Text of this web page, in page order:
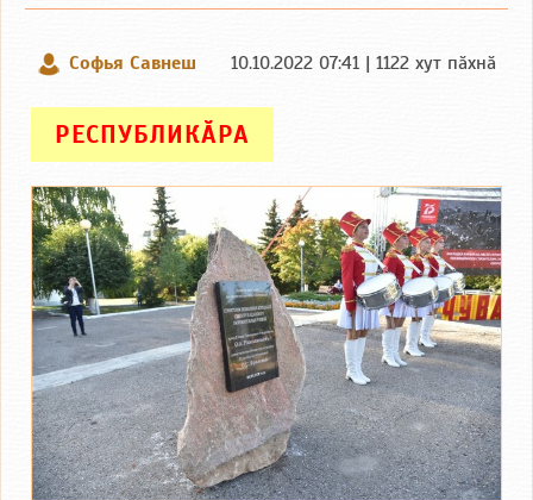
Софья Савнеш 10.10.2022 07:41 | 1122 хут пӑхнӑ
РЕСПУБЛИКӐРА